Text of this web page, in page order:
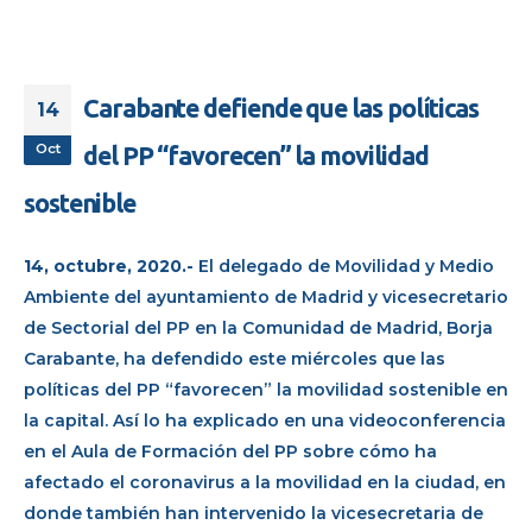
14
Oct
Carabante defiende que las políticas
del PP “favorecen” la movilidad
sostenible
14, octubre, 2020.- El delegado de Movilidad y Medio
Ambiente del ayuntamiento de Madrid y vicesecretario
de Sectorial del PP en la Comunidad de Madrid, Borja
Carabante, ha defendido este miércoles que las
políticas del PP “favorecen” la movilidad sostenible en
la capital. Así lo ha explicado en una videoconferencia
en el Aula de Formación del PP sobre cómo ha
afectado el coronavirus a la movilidad en la ciudad, en
donde también han intervenido la vicesecretaria de